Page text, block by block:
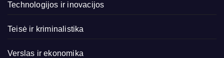
Technologijos ir inovacijos
Teisė ir kriminalistika
Verslas ir ekonomika